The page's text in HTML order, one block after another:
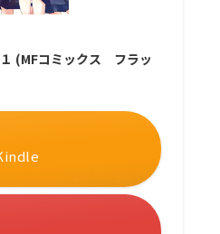
(MFコミックス フラッ